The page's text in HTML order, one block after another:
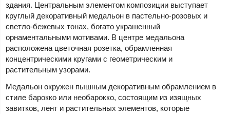
здания. Центральным элементом композиции выступает
круглый декоративный медальон в пастельно-розовых и
светло-бежевых тонах, богато украшенный
орнаментальными мотивами. В центре медальона
расположена цветочная розетка, обрамленная
концентрическими кругами с геометрическим и
растительным узорами.
Медальон окружен пышным декоративным обрамлением в
стиле барокко или необарокко, состоящим из изящных
завитков, лент и растительных элементов, которые